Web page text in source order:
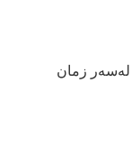
لەسەر زمان